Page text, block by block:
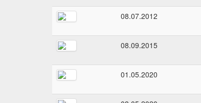
08.07.2012
08.09.2015
01.05.2020